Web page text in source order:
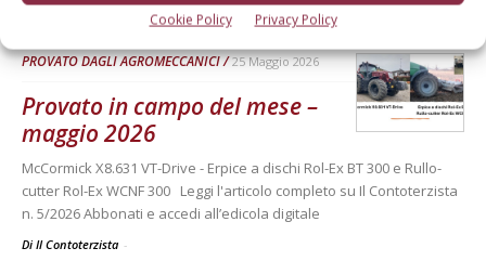
Cookie Policy Privacy Policy
PROVATO DAGLI AGROMECCANICI 25 Maggio 2026
Provato in campo del mese –
maggio 2026
McCormick X8.631 VT-Drive - Erpice a dischi Rol-Ex BT 300 e Rullo-
cutter Rol-Ex WCNF 300 Leggi l'articolo completo su Il Contoterzista
n. 5/2026 Abbonati e accedi all’edicola digitale
Di Il Contoterzista -